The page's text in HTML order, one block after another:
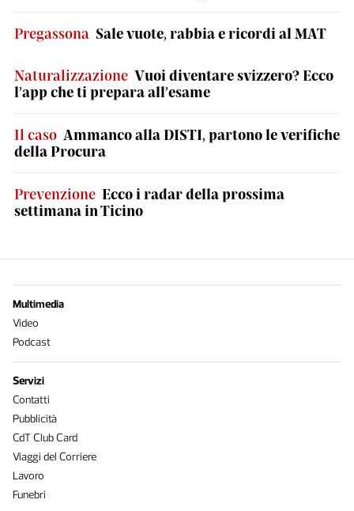
Pregassona Sale vuote, rabbia e ricordi al MAT
Naturalizzazione Vuoi diventare svizzero? Ecco
l’app che ti prepara all’esame
Il caso Ammanco alla DISTI, partono le verifiche
della Procura
Prevenzione Ecco i radar della prossima
settimana in Ticino
Multimedia
Video
Podcast
Servizi
Contatti
Pubblicità
CdT Club Card
Viaggi del Corriere
Lavoro
Funebri